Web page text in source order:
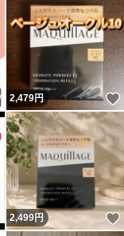
いいね！
2,479円
いいね！
2,499円